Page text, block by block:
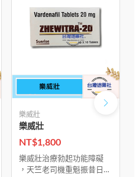
樂威壯
樂威壯
NT$1,800
樂威壯治療勃起功能障礙
，天竺老司機重魁振昔日威